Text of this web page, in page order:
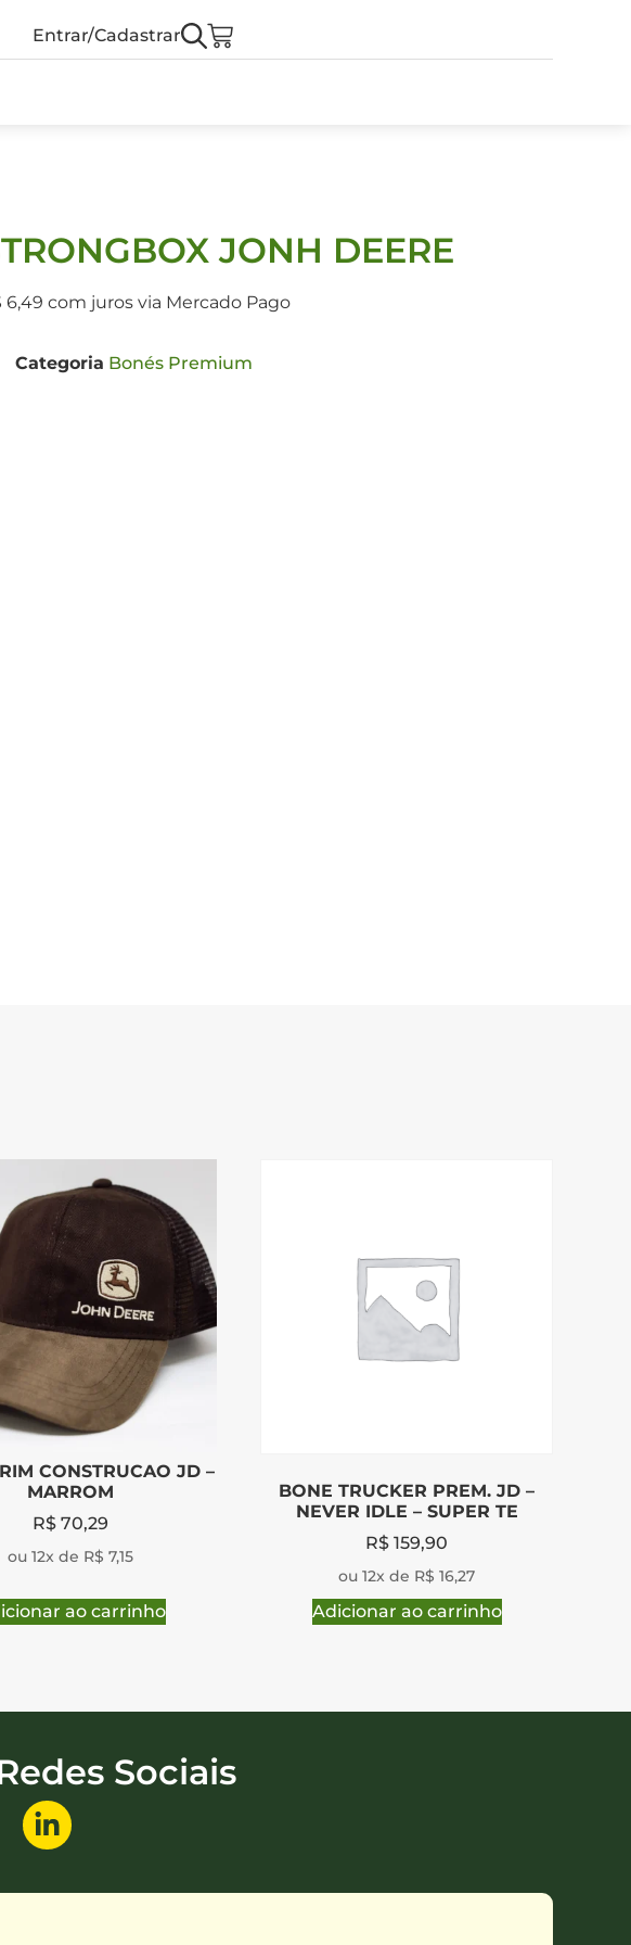
Entrar/Cadastrar
JONH DEERE
6,49 com juros via Mercado Pago
Categoria Bonés Premium
CONSTRUCAO JD –
MARROM
R$ 70,29
ou 12x de R$ 7,15
ao carrinho
BONE TRUCKER PREM. JD –
NEVER IDLE – SUPER TE
R$ 159,90
ou 12x de R$ 16,27
Adicionar ao carrinho
Sociais